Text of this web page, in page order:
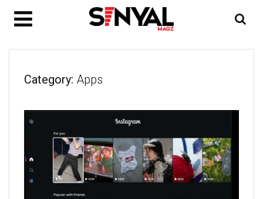
Category: Apps